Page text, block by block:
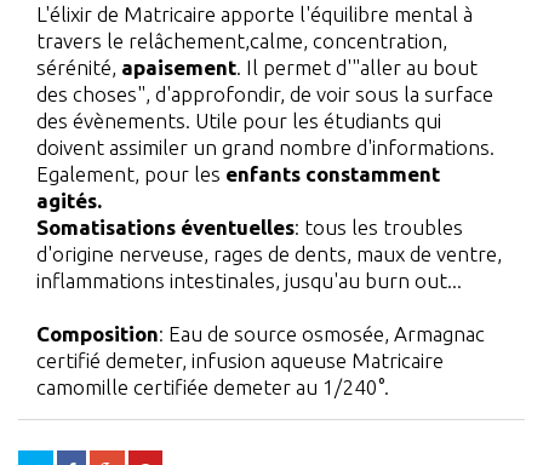
L'élixir de Matricaire apporte l'équilibre mental à
travers le relâchement,calme, concentration,
sérénité, apaisement. Il permet d'"aller au bout
des choses", d'approfondir, de voir sous la surface
des évènements. Utile pour les étudiants qui
doivent assimiler un grand nombre d'informations.
Egalement, pour les enfants constamment
agités.
Somatisations éventuelles: tous les troubles
d'origine nerveuse, rages de dents, maux de ventre,
inflammations intestinales, jusqu'au burn out...
Composition: Eau de source osmosée, Armagnac
certifié demeter, infusion aqueuse Matricaire
camomille certifiée demeter au 1/240°.